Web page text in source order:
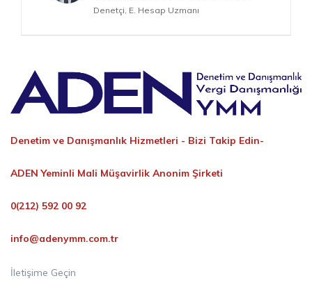
Denetçi, E. Hesap Uzmanı
Denetim ve Danışmanlık Hizmetleri - Bizi Takip Edin-
ADEN Yeminli Mali Müşavirlik Anonim Şirketi
0(212) 592 00 92
info@adenymm.com.tr
İletişime Geçin